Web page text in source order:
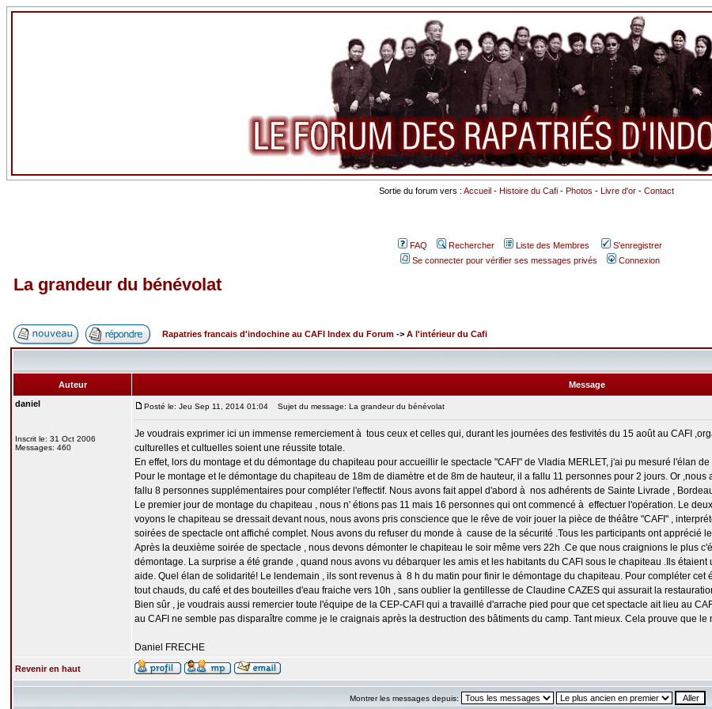
Sortie du forum vers : Accueil - Histoire du Cafi - Photos - Livre d'or - Contact
FAQ Rechercher Liste des Membres
S'enregistrer
Se connecter pour vérifier ses messages privés
Connexion
La grandeur du bénévolat
Rapatries francais d'indochine au CAFI Index du Forum -> A l'intérieur du Cafi
Auteur
Message
daniel
Inscrit le: 31 Oct 2006
Messages: 460
Posté le: Jeu Sep 11, 2014 01:04 Sujet du message: La grandeur du bénévolat
Je voudrais exprimer ici un immense remerciement à tous ceux et celles qui, durant les journées des festivités du 15 août au CAFI
culturelles et cultuelles soient une réussite totale.
En effet, lors du montage et du démontage du chapiteau pour accueillir le spectacle "CAFI" de Vladia MERLET, j'ai pu mesuré l'élan
Pour le montage et le démontage du chapiteau de 18m de diamètre et de 8m de hauteur, il a fallu 11 personnes pour 2 jours. Or
fallu 8 personnes supplémentaires pour compléter l'effectif. Nous avons fait appel d'abord à nos adhérents de Sainte Livrade ,
Le premier jour de montage du chapiteau , nous n' étions pas 11 mais 16 personnes qui ont commencé à effectuer l'opération. Le
voyons le chapiteau se dressait devant nous, nous avons pris conscience que le rêve de voir jouer la pièce de théâtre "CAFI" ,
soirées de spectacle ont affiché complet. Nous avons du refuser du monde à cause de la sécurité .Tous les participants ont apprécié
Après la deuxième soirée de spectacle , nous devons démonter le chapiteau le soir même vers 22h .Ce que nous craignions le plus
démontage. La surprise a été grande , quand nous avons vu débarquer les amis et les habitants du CAFI sous le chapiteau .Ils
aide. Quel élan de solidarité! Le lendemain , ils sont revenus à 8 h du matin pour finir le démontage du chapiteau. Pour compléter
tout chauds, du café et des bouteilles d'eau fraiche vers 10h , sans oublier la gentillesse de Claudine CAZES qui assurait la
Bien sûr , je voudrais aussi remercier toute l'équipe de la CEP-CAFI qui a travaillé d'arrache pied pour que cet spectacle ait lieu au
au CAFI ne semble pas disparaître comme je le craignais après la destruction des bâtiments du camp. Tant mieux. Cela prouve que
Daniel FRECHE
Revenir en haut
Montrer les messages depuis: